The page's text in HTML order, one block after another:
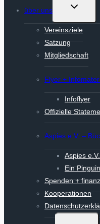
über uns
Untermenü
Vereinsziele
Satzung
Mitgliedschaft
Flyer +
Infoflyer
Offizielle
Aspies e.V. –
Aspies
Ein
Spenden +
Kooperationen